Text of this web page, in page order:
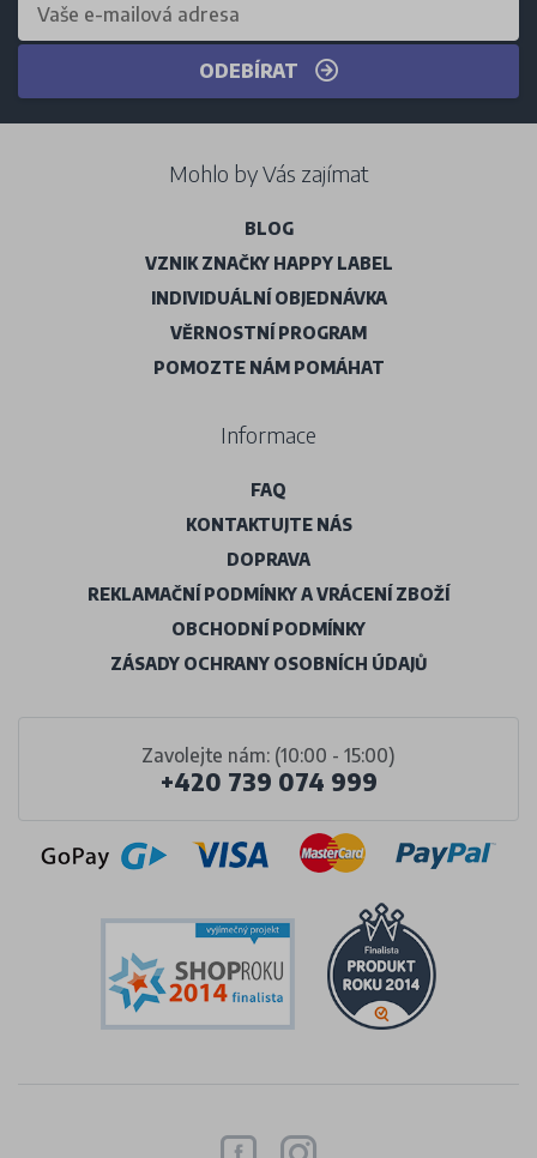
ODEBÍRAT
Zavolejte nám: (10:00 - 15:00)
+420 739 074 999
Mohlo by Vás zajímat
BLOG
VZNIK ZNAČKY HAPPY LABEL
INDIVIDUÁLNÍ OBJEDNÁVKA
VĚRNOSTNÍ PROGRAM
POMOZTE NÁM POMÁHAT
Informace
FAQ
KONTAKTUJTE NÁS
DOPRAVA
REKLAMAČNÍ PODMÍNKY A VRÁCENÍ ZBOŽÍ
OBCHODNÍ PODMÍNKY
ZÁSADY OCHRANY OSOBNÍCH ÚDAJŮ